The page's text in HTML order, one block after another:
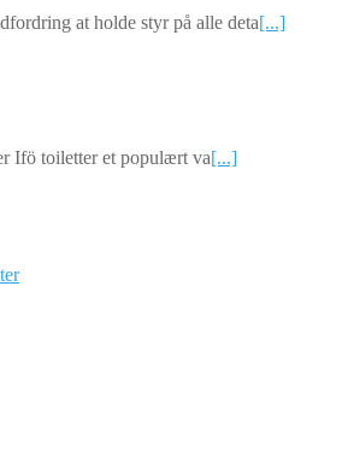
at holde styr på alle deta[...]
Ifö toiletter et populært va[...]